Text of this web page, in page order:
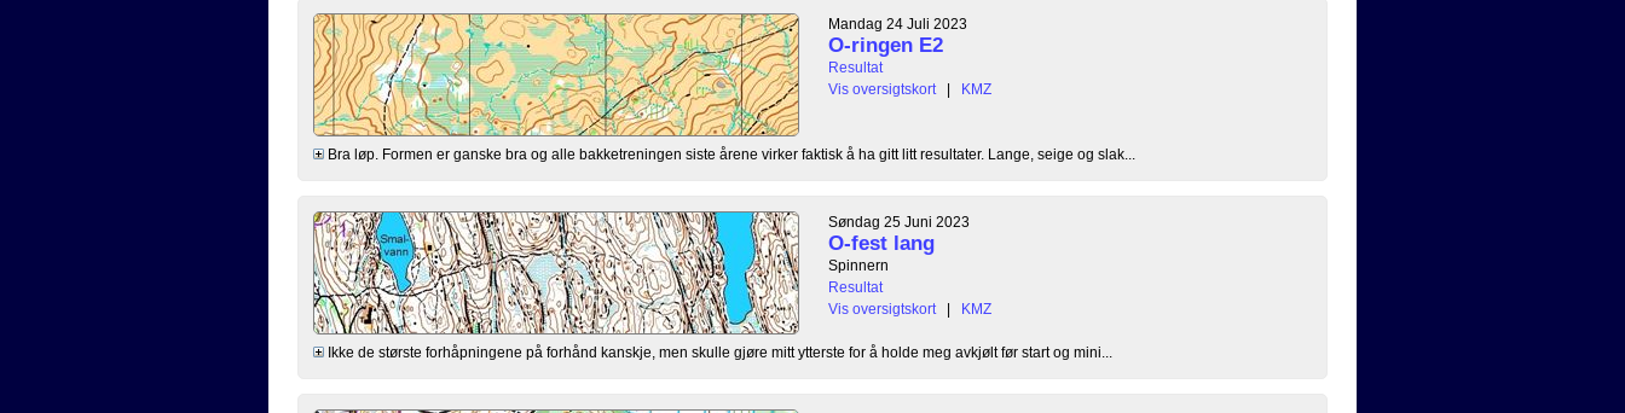
Mandag 24 Juli 2023
O-ringen E2
Resultat
Vis oversigtskort
| KMZ
Bra løp. Formen er ganske bra og alle bakketreningen siste årene virker faktisk å ha gitt litt resultater. Lange, seige og slak...
Søndag 25 Juni 2023
O-fest lang
Spinnern
Resultat
Vis oversigtskort
| KMZ
Ikke de største forhåpningene på forhånd kanskje, men skulle gjøre mitt ytterste for å holde meg avkjølt før start og mini...